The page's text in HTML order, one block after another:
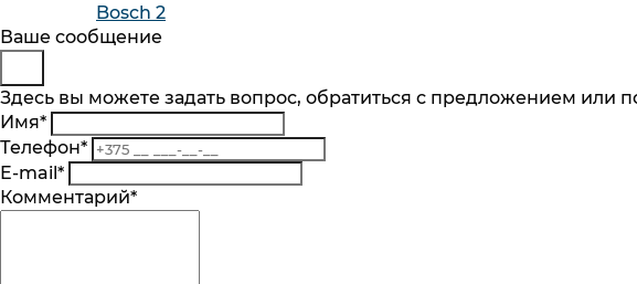
Bosch 2
Будьте в курсе
Подпишитесь на последние обновления и узнавайте о
Я согласен на обработку
механизмом их реализации, последствиями дачи
Заказ обратного звонка
Представьтесь
Телефон
Комментарий
Ваше сообщение
Здесь вы можете задать вопрос, обратиться с предложением или
Имя*
Телефон*
E-mail*
Комментарий*